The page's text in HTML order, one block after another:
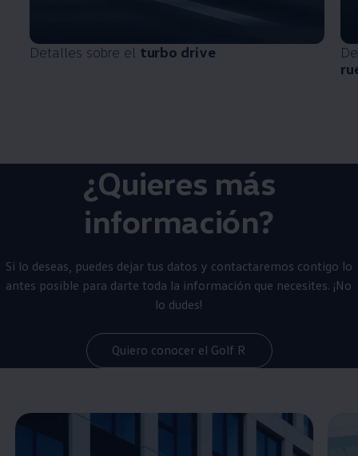
Detalles sobre el turbo drive
¿Quieres más
información?
Si lo deseas, puedes dejar tus datos y contactaremos contigo lo
antes posible para darte toda la información que necesites. ¡No
lo dudes!
Quiero conocer el Golf R